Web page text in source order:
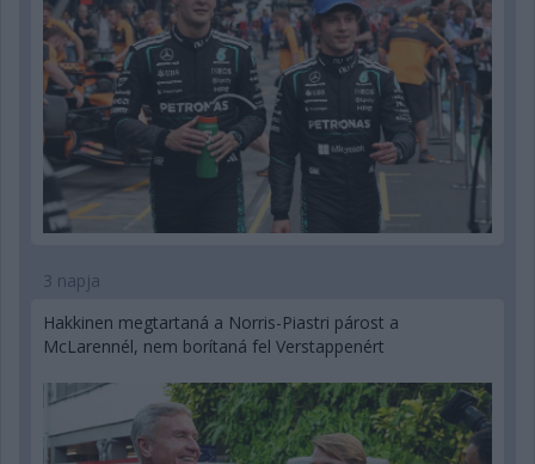
3 napja
Hakkinen megtartaná a Norris-Piastri párost a
McLarennél, nem borítaná fel Verstappenért